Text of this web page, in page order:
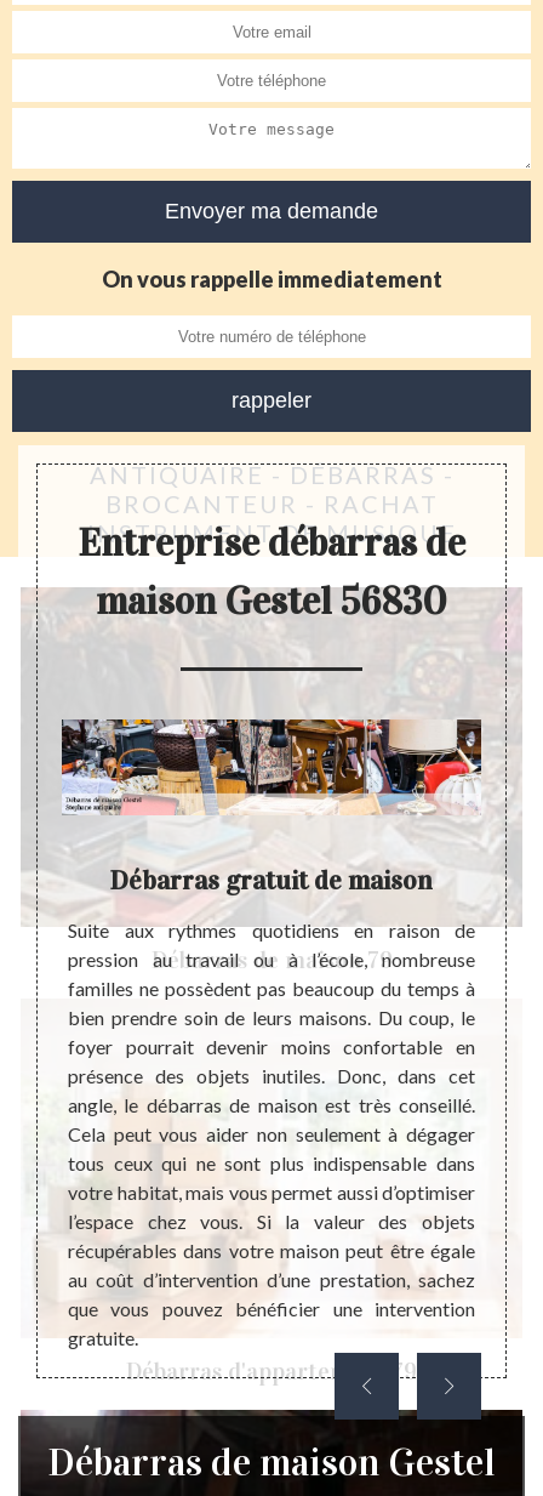
On vous rappelle immediatement
ANTIQUAIRE - DÉBARRAS -
BROCANTEUR - RACHAT
INSTRUMENT DE MUSIQUE
Débarras de maison 79
Débarras d'appartement 79
Entreprise débarras de
maison Gestel 56830
de
les
de
ou
sont
au
Débarras gratuit de maison
Suite aux rythmes quotidiens en raison de
pression au travail ou à l’école, nombreuse
familles ne possèdent pas beaucoup du temps à
bien prendre soin de leurs maisons. Du coup, le
foyer pourrait devenir moins confortable en
présence des objets inutiles. Donc, dans cet
angle, le débarras de maison est très conseillé.
Cela peut vous aider non seulement à dégager
tous ceux qui ne sont plus indispensable dans
votre habitat, mais vous permet aussi d’optimiser
l’espace chez vous. Si la valeur des objets
récupérables dans votre maison peut être égale
au coût d’intervention d’une prestation, sachez
que vous pouvez bénéficier une intervention
gratuite.
mise
les
coût
Débarras de maison Gestel